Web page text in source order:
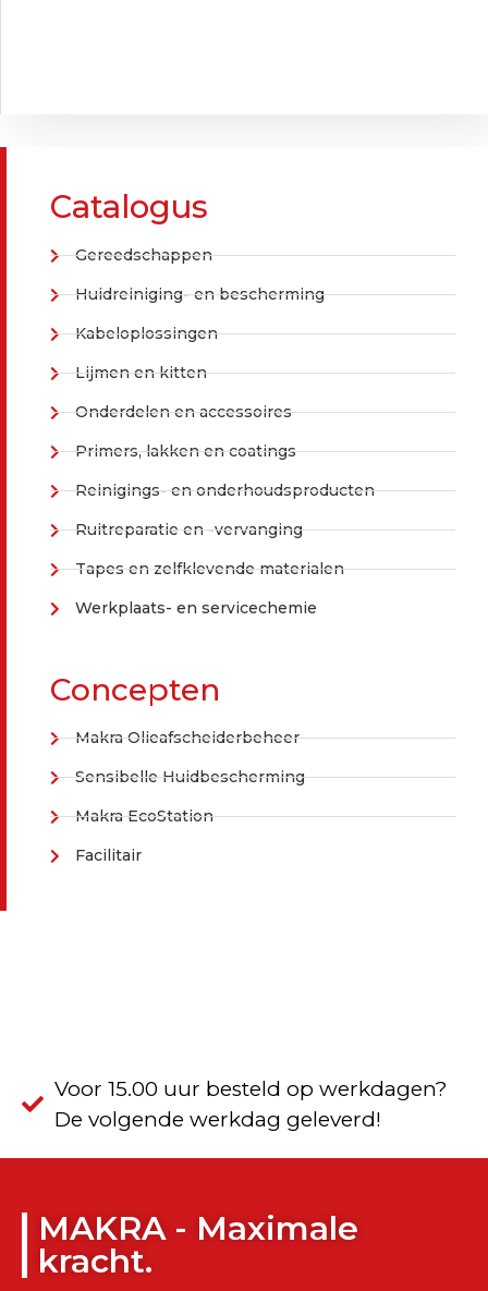
Catalogus
Gereedschappen
Huidreiniging- en bescherming
Kabeloplossingen
Lijmen en kitten
Onderdelen en accessoires
Primers, lakken en coatings
Reinigings- en onderhoudsproducten
Ruitreparatie en -vervanging
Tapes en zelfklevende materialen
Werkplaats- en servicechemie
Concepten
Makra Olieafscheiderbeheer
Sensibelle Huidbescherming
Makra EcoStation
Facilitair
Voor 15.00 uur besteld op werkdagen?
De volgende werkdag geleverd!
MAKRA - Maximale
kracht.